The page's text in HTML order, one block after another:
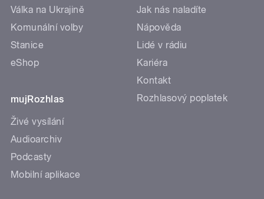
Válka na Ukrajině
Komunální volby
Stanice
eShop
mujRozhlas
Živé vysílání
Audioarchiv
Podcasty
Mobilní aplikace
Jak nás naladíte
Nápověda
Lidé v rádiu
Kariéra
Kontakt
Rozhlasový poplatek